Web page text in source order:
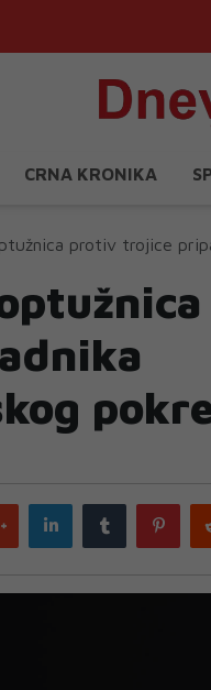
CRNA KRONIKA
protiv trojice
Google
plus
LinkedIn Tumblr